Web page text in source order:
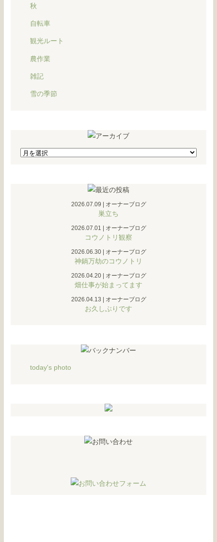
秋
自転車
観光ルート
農作業
雑記
雪の季節
2026.07.09 オーナーブログ
巣立ち
2026.07.01 オーナーブログ
コウノトリ観察
2026.06.30| オーナーブログ
神鍋万劫のコウノトリ
2026.04.20| オーナーブログ
畑仕事が始まってます
2026.04.13 オーナーブログ
お久しぶりです
today's photo